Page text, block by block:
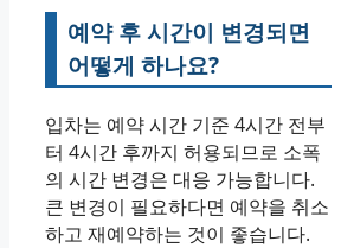
예약 후 시간이 변경되면
어떻게 하나요?
입차는 예약 시간 기준 4시간 전부
터 4시간 후까지 허용되므로 소폭
의 시간 변경은 대응 가능합니다.
큰 변경이 필요하다면 예약을 취소
하고 재예약하는 것이 좋습니다.